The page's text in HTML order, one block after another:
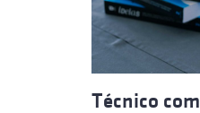
Técnico